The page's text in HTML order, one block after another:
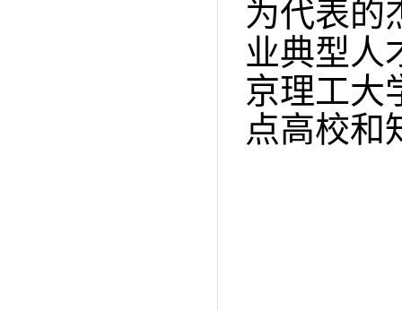
为代表的
业典型人
京理工大
点高校和